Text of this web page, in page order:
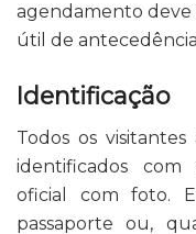
agendamento
útil de
Identificação
Todos os
identificados com
oficial com foto.
passaporte ou,